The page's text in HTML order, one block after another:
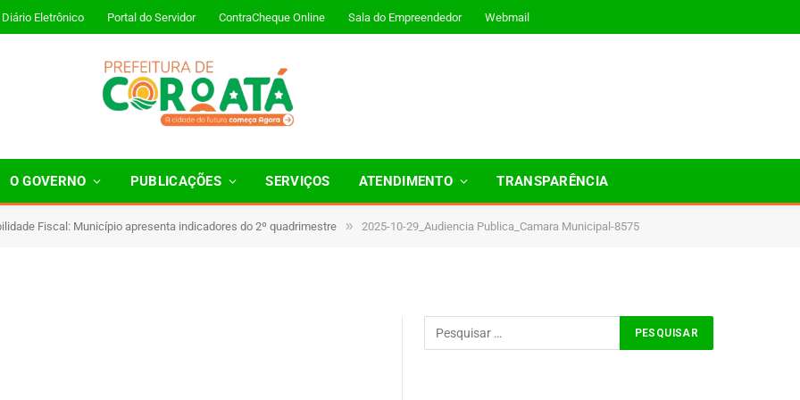
Diário Eletrônico Portal do Servidor ContraCheque Online Sala do Empreendedor Webmail
O GOVERNO PUBLICAÇÕES SERVIÇOS ATENDIMENTO TRANSPARÊNCIA
Fiscal: Município apresenta indicadores do 2º quadrimestre » 2025-10-29_Audiencia Publica_Camara Municipal-8575